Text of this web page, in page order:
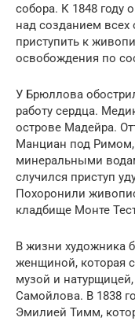
собора. К 1848 году
над созданием
приступить к
освобождения по
У Брюллова
работу сердца.
острове Мадейра.
Манциан под Римом,
минеральными
случился приступ
Похоронили
кладбище Монте
В жизни художника
женщиной, которая
музой и
Самойлова. В 1838
Эмилией Тимм,